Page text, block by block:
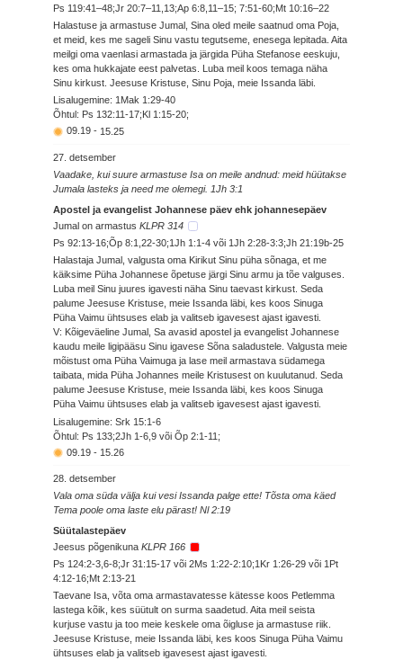
Ps 119:41–48;Jr 20:7–11,13;Ap 6:8,11–15; 7:51-60;Mt 10:16–22
Halastuse ja armastuse Jumal, Sina oled meile saatnud oma Poja,
et meid, kes me sageli Sinu vastu tegutseme, enesega lepitada. Aita
meilgi oma vaenlasi armastada ja järgida Püha Stefanose eeskuju,
kes oma hukkajate eest palvetas. Luba meil koos temaga näha
Sinu kirkust. Jeesuse Kristuse, Sinu Poja, meie Issanda läbi.
Lisalugemine: 1Mak 1:29-40
Õhtul: Ps 132:11-17;Kl 1:15-20;
09.19 - 15.25
27. detsember
Vaadake, kui suure armastuse Isa on meile andnud: meid hüütakse
Jumala lasteks ja need me olemegi. 1Jh 3:1
Apostel ja evangelist Johannese päev ehk johannesepäev
Jumal on armastus KLPR 314
Ps 92:13-16;Õp 8:1,22-30;1Jh 1:1-4 või 1Jh 2:28-3:3;Jh 21:19b-25
Halastaja Jumal, valgusta oma Kirikut Sinu püha sõnaga, et me
käiksime Püha Johannese õpetuse järgi Sinu armu ja tõe valguses.
Luba meil Sinu juures igavesti näha Sinu taevast kirkust. Seda
palume Jeesuse Kristuse, meie Issanda läbi, kes koos Sinuga
Püha Vaimu ühtsuses elab ja valitseb igavesest ajast igavesti.
V: Kõigeväeline Jumal, Sa avasid apostel ja evangelist Johannese
kaudu meile ligipääsu Sinu igavese Sõna saladustele. Valgusta meie
mõistust oma Püha Vaimuga ja lase meil armastava südamega
taibata, mida Püha Johannes meile Kristusest on kuulutanud. Seda
palume Jeesuse Kristuse, meie Issanda läbi, kes koos Sinuga
Püha Vaimu ühtsuses elab ja valitseb igavesest ajast igavesti.
Lisalugemine: Srk 15:1-6
Õhtul: Ps 133;2Jh 1-6,9 või Õp 2:1-11;
09.19 - 15.26
28. detsember
Vala oma süda välja kui vesi Issanda palge ette! Tõsta oma käed
Tema poole oma laste elu pärast! Nl 2:19
Süütalastepäev
Jeesus põgenikuna KLPR 166
Ps 124:2-3,6-8;Jr 31:15-17 või 2Ms 1:22-2:10;1Kr 1:26-29 või 1Pt
4:12-16;Mt 2:13-21
Taevane Isa, võta oma armastavatesse kätesse koos Petlemma
lastega kõik, kes süütult on surma saadetud. Aita meil seista
kurjuse vastu ja too meie keskele oma õigluse ja armastuse riik.
Jeesuse Kristuse, meie Issanda läbi, kes koos Sinuga Püha Vaimu
ühtsuses elab ja valitseb igavesest ajast igavesti.